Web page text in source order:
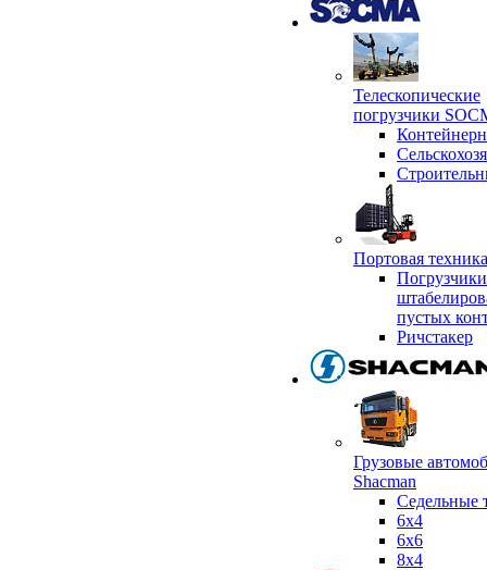
Телескопические
погрузчики
Портовая
пустых
Ричстакер
Грузовые
Shacman
Седельные
6х4
6x6
8x4